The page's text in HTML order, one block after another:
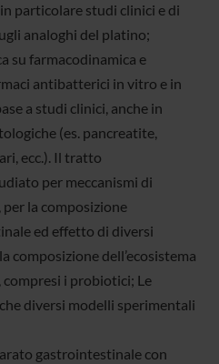
particolare studi clinici e di
analoghi del platino;
su farmacodinamica e
antibatterici in vitro e in
a studi clinici, anche in
(es. pancreatite,
ecc.). Il tratto
per meccanismi di
la composizione
ed effetto di diversi
composizione dell’ecosistema
i probiotici; Le
diversi modelli sperimentali
gastrointestinale con